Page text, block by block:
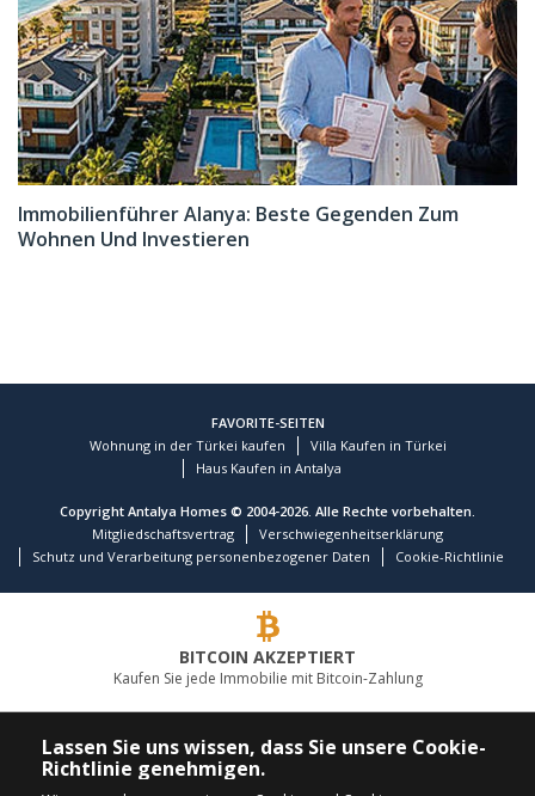
Immobilienführer Alanya: Beste Gegenden Zum
Wohnen Und Investieren
FAVORITE-SEITEN
Wohnung in der Türkei kaufen
Villa Kaufen in Türkei
Haus Kaufen in Antalya
Copyright Antalya Homes © 2004-2026. Alle Rechte vorbehalten.
Mitgliedschaftsvertrag
Verschwiegenheitserklärung
Schutz und Verarbeitung personenbezogener Daten
Cookie-Richtlinie
BITCOIN AKZEPTIERT
Kaufen Sie jede Immobilie mit Bitcoin-Zahlung
FÜHRENDES IMMOBILIENUNTERNEHMEN
RUFEN SIE UNS AN
Lassen Sie uns wissen, dass Sie unsere Cookie-
Richtlinie genehmigen.